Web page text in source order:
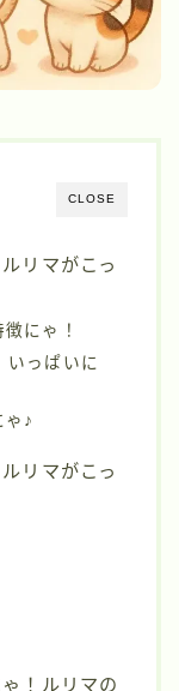
CLOSE
リマがこっ
にゃ！
いっぱいに
♪
リマがこっ
！ルリマの